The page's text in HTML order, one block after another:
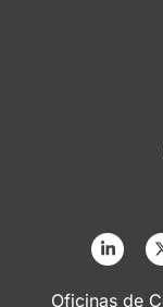
Oficinas de